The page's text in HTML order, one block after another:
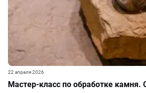
Мастер-класс по обработке камня.
22 апреля 2026